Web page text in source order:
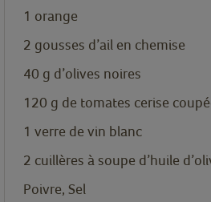
1 orange
2 gousses d’ail en chemise
40 g d’olives noires
120 g de tomates cerise
1 verre de vin blanc
2 cuillères à soupe d’huile
Poivre, Sel